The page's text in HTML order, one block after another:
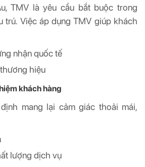
TMV là yêu cầu bắt buộc trong
trú. Việc áp dụng TMV giúp khách
nhận quốc tế
hiệu
khách hàng
mang lại cảm giác thoải mái,
lượng dịch vụ